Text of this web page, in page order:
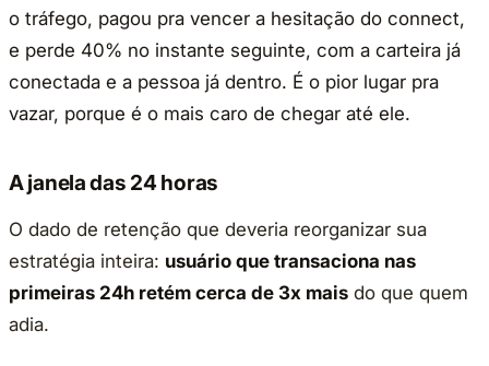
o tráfego, pagou pra vencer a hesitação do connect,
e perde 40% no instante seguinte, com a carteira já
conectada e a pessoa já dentro. É o pior lugar pra
vazar, porque é o mais caro de chegar até ele.
A janela das 24 horas
O dado de retenção que deveria reorganizar sua
estratégia inteira: usuário que transaciona nas
primeiras 24h retém cerca de 3x mais do que quem
adia.